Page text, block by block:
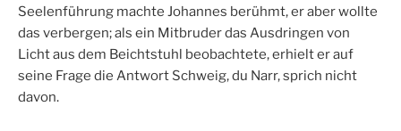
Seelenführung machte Johannes berühmt, er aber wollte
das verbergen; als ein Mitbruder das Ausdringen von
Licht aus dem Beichtstuhl beobachtete, erhielt er auf
seine Frage die Antwort Schweig, du Narr, sprich nicht
davon.